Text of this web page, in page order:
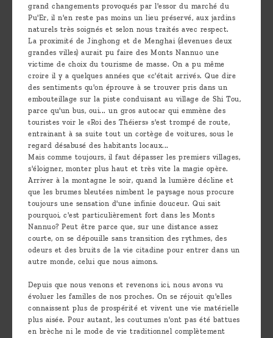
grand changements provoqués par l'essor du marché du
Pu'Er, il n'en reste pas moins un lieu préservé, aux jardins
naturels très soignés et selon nous traités avec respect.
La proximité de Jinghong et de Menghai (devenues deux
grandes villes) aurait pu faire des Monts Nannuo une
victime de choix du tourisme de masse. On a pu même
croire il y a quelques années que «c'était arrivé». Que dire
des sentiments qu'on éprouve à se trouver pris dans un
embouteillage sur la piste conduisant au village de Shi Tou,
parce qu'un bus, oui... un gros autocar qui emmène des
touristes voir le «Roi des Théiers» s'est trompé de route,
entrainant à sa suite tout un cortège de voitures, sous le
regard désabusé des habitants locaux...
Mais comme toujours, il faut dépasser les premiers villages,
s'éloigner, monter plus haut et très vite la magie opère.
Arriver à la montagne le soir, quand la lumière décline et
que les brumes bleutées nimbent le paysage nous procure
toujours une sensation d'une infinie douceur. Qui sait
pourquoi, c'est particulièrement fort dans les Monts
Nannuo? Peut être parce que, sur une distance assez
courte, on se dépouille sans transition des rythmes, des
odeurs et des bruits de la vie citadine pour entrer dans un
autre monde, celui que nous aimons.
Depuis que nous venons et revenons ici, nous avons vu
évoluer les familles de nos proches. On se réjouit qu'elles
connaissent plus de prospérité et vivent une vie matérielle
plus aisée. Pour autant, les coutumes n'ont pas été battues
en brèche ni le mode de vie traditionnel complètement